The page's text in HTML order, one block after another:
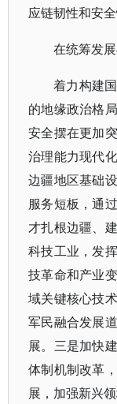
应链韧性和安全
在统筹发
着力构建
的地缘政治格
安全摆在更加
治理能力现代
边疆地区基础
服务短板，通
才扎根边疆、
科技工业，发
技革命和产业
域关键核心技
军民融合发展
展。三是加快
体制机制改革
展，加强新兴